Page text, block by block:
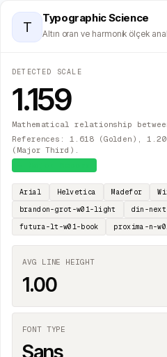
T
Typographic Science
Altın oran ve harmonik ölçek
DETECTED SCALE
1.159
Mathematical relationship
References: 1.618 (Golden),
(Major Third).
Arial Helvetica Madefor
brandon-grot-w01-light
din-
futura-lt-w01-book
proxima-n-
AVG LINE HEIGHT
1.00
FONT TYPE
Sans